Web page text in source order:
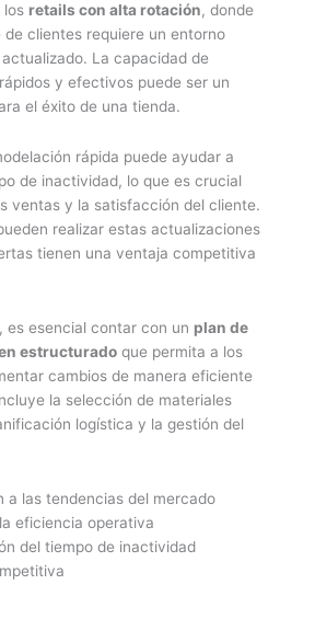
los retails con alta rotación, donde
clientes requiere un entorno
La capacidad de
y efectivos puede ser un
el éxito de una tienda.
rápida puede ayudar a
de inactividad, lo que es crucial
ventas y la satisfacción del cliente.
realizar estas actualizaciones
tienen una ventaja competitiva
es esencial contar con un plan de
estructurado que permita a los
cambios de manera eficiente
la selección de materiales
logística y la gestión del
a las tendencias del mercado
eficiencia operativa
del tiempo de inactividad